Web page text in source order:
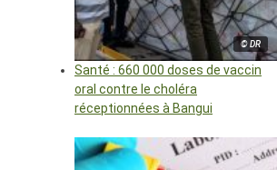
© DR
Santé : 660 000 doses de vaccin
oral contre le choléra
réceptionnées à Bangui